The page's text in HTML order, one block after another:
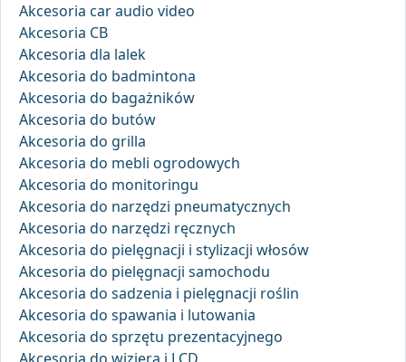
Akcesoria car audio video
Akcesoria CB
Akcesoria dla lalek
Akcesoria do badmintona
Akcesoria do bagażników
Akcesoria do butów
Akcesoria do grilla
Akcesoria do mebli ogrodowych
Akcesoria do monitoringu
Akcesoria do narzędzi pneumatycznych
Akcesoria do narzędzi ręcznych
Akcesoria do pielęgnacji i stylizacji włosów
Akcesoria do pielęgnacji samochodu
Akcesoria do sadzenia i pielęgnacji roślin
Akcesoria do spawania i lutowania
Akcesoria do sprzętu prezentacyjnego